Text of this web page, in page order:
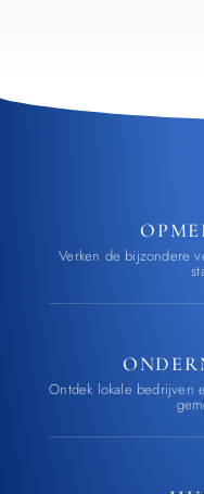
Verken de bijzondere
Ontdek lokale bedrijven